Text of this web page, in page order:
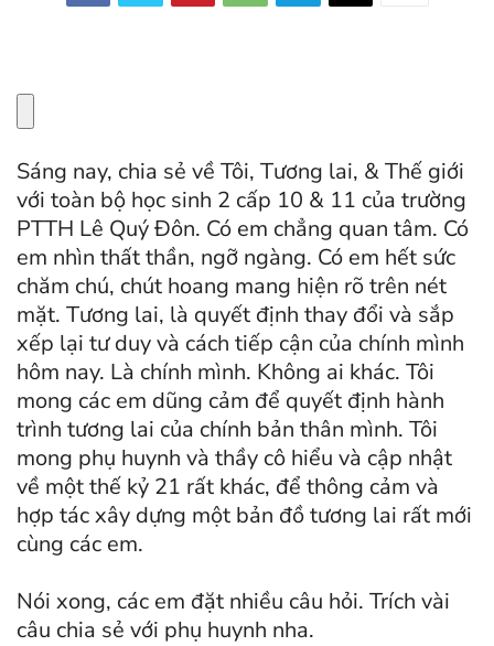
Sáng nay, chia sẻ về Tôi, Tương lai, & Thế giới
với toàn bộ học sinh 2 cấp 10 & 11 của trường
PTTH Lê Quý Đôn. Có em chẳng quan tâm. Có
em nhìn thất thần, ngỡ ngàng. Có em hết sức
chăm chú, chút hoang mang hiện rõ trên nét
mặt. Tương lai, là quyết định thay đổi và sắp
xếp lại tư duy và cách tiếp cận của chính mình
hôm nay. Là chính mình. Không ai khác. Tôi
mong các em dũng cảm để quyết định hành
trình tương lai của chính bản thân mình. Tôi
mong phụ huynh và thầy cô hiểu và cập nhật
về một thế kỷ 21 rất khác, để thông cảm và
hợp tác xây dựng một bản đồ tương lai rất mới
cùng các em.
Nói xong, các em đặt nhiều câu hỏi. Trích vài
câu chia sẻ với phụ huynh nha.